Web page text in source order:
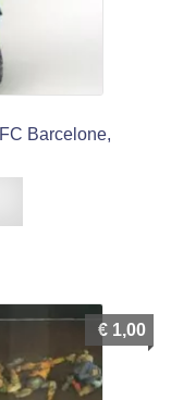
Barcelone,
€ 1,00